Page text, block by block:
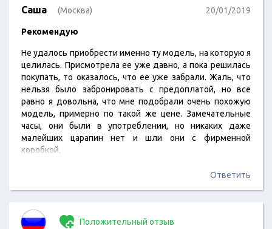
Саша (Москва) 20/01/2019
Рекомендую
Не удалось приобрести именно ту модель, на которую я
целилась. Присмотрела ее уже давно, а пока решилась
покупать, то оказалось, что ее уже забрали. Жаль, что
нельзя было забронировать с предоплатой, но все
равно я довольна, что мне подобрали очень похожую
модель, примерно по такой же цене. Замечательные
часы, они были в употреблении, но никаких даже
малейших царапин нет и шли они с фирменной
коробкой.
Ответить
Положительный отзыв